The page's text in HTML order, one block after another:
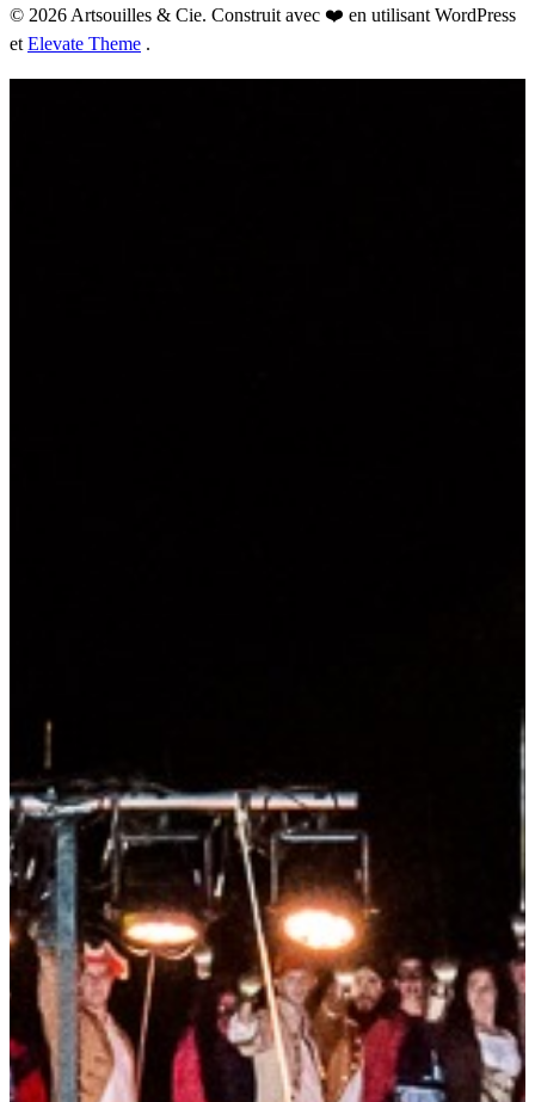
© 2026 Artsouilles & Cie. Construit avec ❤️ en utilisant WordPress
et Elevate Theme .